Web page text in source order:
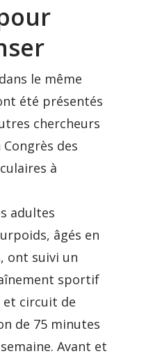
le même
été présentés
chercheurs
Congrès des
à
adultes
âgés en
ont suivi un
sportif
et circuit de
de 75 minutes
Avant et